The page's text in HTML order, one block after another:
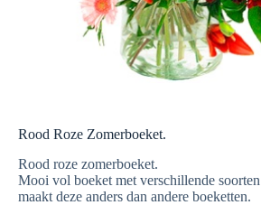
Rood Roze Zomerboeket.
Rood roze zomerboeket.
Mooi vol boeket met verschillende
maakt deze anders dan andere boeketten.